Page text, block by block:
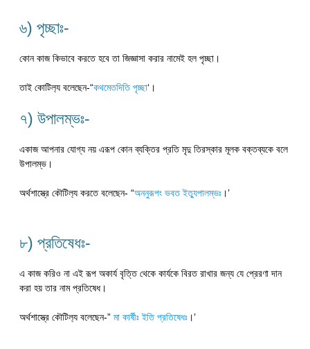
৬) পৃচ্ছাঃ-
কোন কাজ কিভাবে করতে হবে তা জিজ্ঞাসা করার নামেই হল পৃচ্ছা।
তাই কোটিল‍্য বলেছেন-“কথমেতদিতি পৃচ্ছা‘।
৭) উপালম্ভঃ-
একাজ আপনার যোগ্য নয় এরূপ কোন ব্যক্তির প্রতি মৃদু তিরস্কার মূলক বক্তব্যকে বলে
উপালম্ভ।
অর্থশাস্ত্রে কৌটিল‍্য করতে বলেছেন- “অননুরূপং ভবত ইত‍্যুপালম্ভঃ ।’
৮) প্রতিষেধঃ-
এ কাজ করিও না এই রূপ অকার্য বৃত্তি থেকে কার্যকে বিরত রাখার জন্য যে প্রেরণা দান
করা হয় তার নাম প্রতিষেধ।
অর্থশাস্ত্রে কৌটিল‍্য বলেছেন-” মা কার্ষীঃ ইতি প্রতিষেধঃ ।’